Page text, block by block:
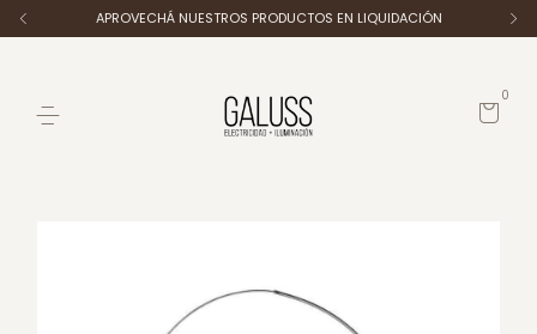
APROVECHÁ NUESTROS PRODUCTOS EN LIQUIDACIÓN
0